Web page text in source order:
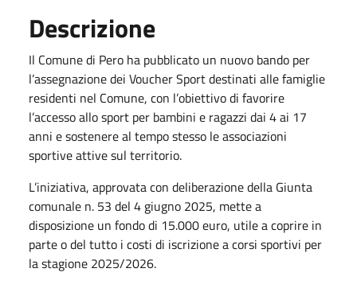
Descrizione
Il Comune di Pero ha pubblicato un nuovo bando per
l’assegnazione dei Voucher Sport destinati alle famiglie
residenti nel Comune, con l’obiettivo di favorire
l’accesso allo sport per bambini e ragazzi dai 4 ai 17
anni e sostenere al tempo stesso le associazioni
sportive attive sul territorio.
L’iniziativa, approvata con deliberazione della Giunta
comunale n. 53 del 4 giugno 2025, mette a
disposizione un fondo di 15.000 euro, utile a coprire in
parte o del tutto i costi di iscrizione a corsi sportivi per
la stagione 2025/2026.